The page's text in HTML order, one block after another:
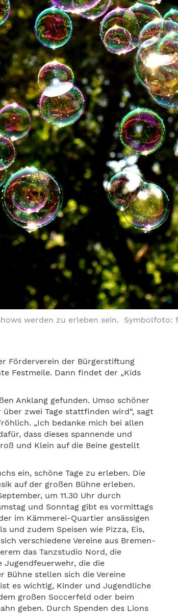
werden zu erleben sein. Symbolfoto:
Förderverein der Bürgerstiftung
Festmeile. Dann findet der „Kids
Anklang gefunden. Umso schöner
zwei Tage stattfinden wird“, sagt
„Ich bedanke mich bei allen
dass dieses spannende und
und Klein auf die Beine gestellt
ein, schöne Tage zu erleben. Die
auf der großen Bühne erleben.
um 11.30 Uhr durch
und Sonntag gibt es vormittags
im Kämmerei-Quartier ansässigen
und zudem Speisen wie Pizza, Eis,
verschiedene Vereine aus Bremen-
das Tanzstudio Nord, die
die die
stellen sich die Vereine
es wichtig, Kinder und Jugendliche
großen Soccerfeld oder beim
geben. Durch Spenden des Lions